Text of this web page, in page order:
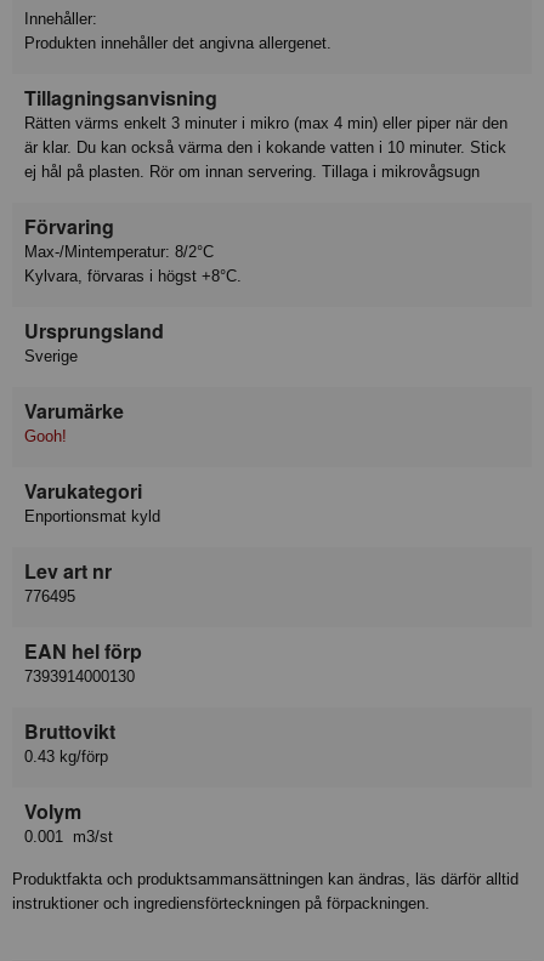
Innehåller:
Produkten innehåller det angivna allergenet.
Tillagningsanvisning
Rätten värms enkelt 3 minuter i mikro (max 4 min) eller piper när den
är klar. Du kan också värma den i kokande vatten i 10 minuter. Stick
ej hål på plasten. Rör om innan servering. Tillaga i mikrovågsugn
Förvaring
Max-/Mintemperatur: 8/2°C
Kylvara, förvaras i högst +8°C.
Ursprungsland
Sverige
Varumärke
Gooh!
Varukategori
Enportionsmat kyld
Lev art nr
776495
EAN hel förp
7393914000130
Bruttovikt
0.43 kg/förp
Volym
0.001 m3/st
Produktfakta och produktsammansättningen kan ändras, läs därför alltid
instruktioner och ingrediensförteckningen på förpackningen.